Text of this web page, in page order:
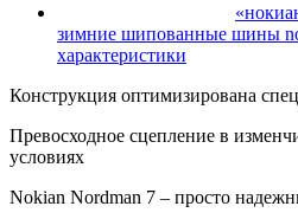
зимние шипованные шины
характеристики
Конструкция оптимизирована
Превосходное сцепление в
условиях
Nokian Nordman 7 – просто